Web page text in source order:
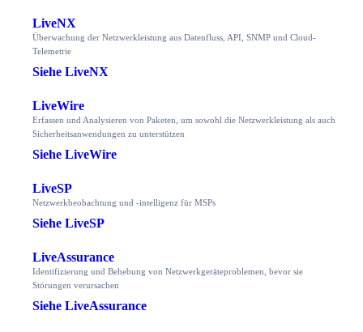
LiveNX
Überwachung der Netzwerkleistung aus Datenfluss, API, SNMP und Cloud-
Telemetrie
Siehe LiveNX
LiveWire
Erfassen und Analysieren von Paketen, um sowohl die Netzwerkleistung als auch
Sicherheitsanwendungen zu unterstützen
Siehe LiveWire
LiveSP
Netzwerkbeobachtung und -intelligenz für MSPs
Siehe LiveSP
LiveAssurance
Identifizierung und Behebung von Netzwerkgeräteproblemen, bevor sie
Störungen verursachen
Siehe LiveAssurance